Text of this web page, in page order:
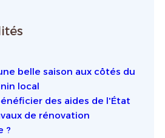
belle saison aux côtés du
local
des aides de l'État
de rénovation
?